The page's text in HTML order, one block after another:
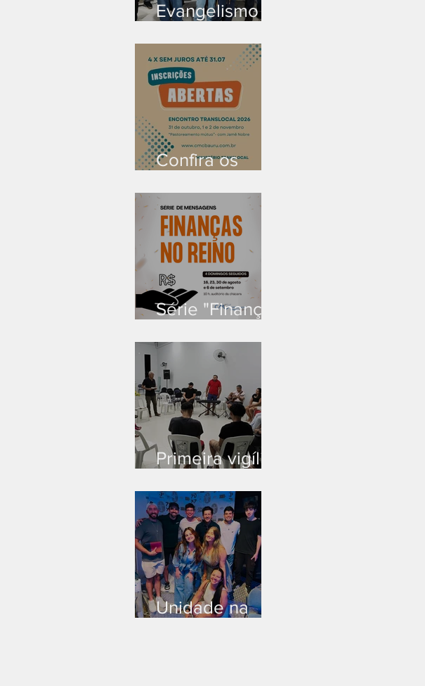
Evangelismo
Confira os
Série "Finanças
Primeira vigília
Unidade na